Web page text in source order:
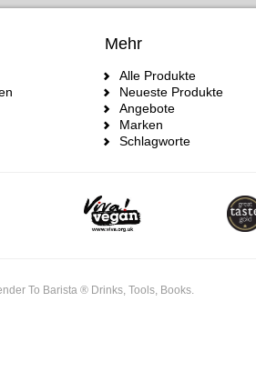
Mehr
Alle Produkte
Neueste Produkte
Angebote
Marken
Schlagworte
To Barista ® Drinks, Tools, Books.